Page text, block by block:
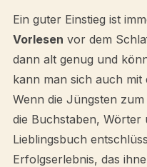
Ein guter Einstieg ist
Vorlesen vor dem
dann alt genug und
kann man sich auch mit
Wenn die Jüngsten
die Buchstaben, Wörter
Lieblingsbuch
Erfolgserlebnis, das